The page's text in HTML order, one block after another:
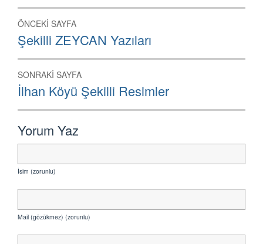
Yazı
dolaşımı
ÖNCEKI SAYFA
Önceki
Sayfa:
Şekilli ZEYCAN Yazıları
SONRAKI SAYFA
Sonraki
Sayfa:
İlhan Köyü Şekilli Resimler
Yorum Yaz
İsim (zorunlu)
Mail (gözükmez) (zorunlu)